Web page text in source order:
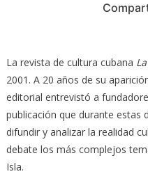
La revista de cultura cubana
2001. A 20 años de su
editorial entrevistó a
publicación que durante estas
difundir y analizar la realidad
debate los más complejos
Isla.